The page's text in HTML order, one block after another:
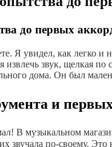
до первых
Я увидел, как легко
извлечь звук, щелкая
дома. Он был
и
В музыкальном
звучала по-своему.